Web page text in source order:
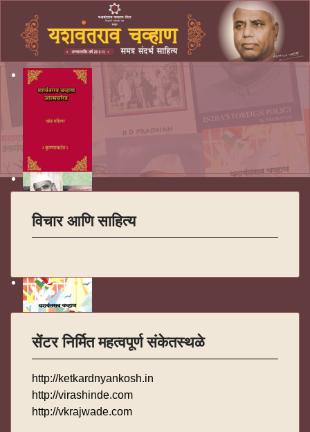
विचार आणि साहित्य
सेंटर निर्मित महत्वपूर्ण संकेतस्थळे
http://ketkardnyankosh.in
http://virashinde.com
http://vkrajwade.com